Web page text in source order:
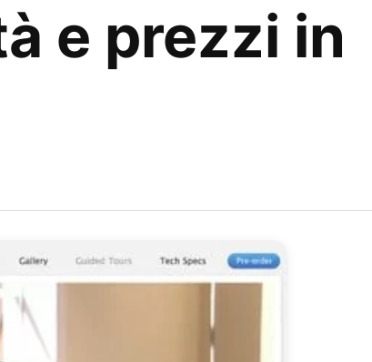
e prezzi in